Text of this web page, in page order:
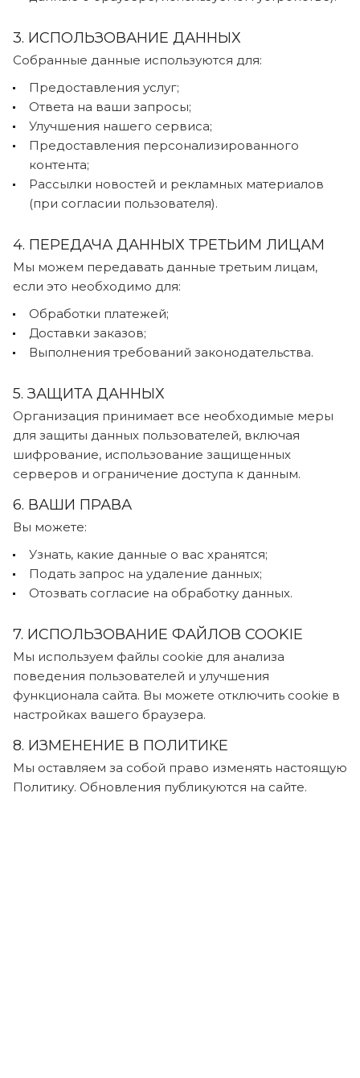
3. ИСПОЛЬЗОВАНИЕ ДАННЫХ
Собранные данные используются для:
Предоставления услуг;
Ответа на ваши запросы;
Улучшения нашего сервиса;
Предоставления персонализированного
контента;
Рассылки новостей и рекламных материалов
(при согласии пользователя).
4. ПЕРЕДАЧА ДАННЫХ ТРЕТЬИМ ЛИЦАМ
Мы можем передавать данные третьим лицам,
если это необходимо для:
Обработки платежей;
Доставки заказов;
Выполнения требований законодательства.
5. ЗАЩИТА ДАННЫХ
Организация принимает все необходимые меры
для защиты данных пользователей, включая
шифрование, использование защищенных
серверов и ограничение доступа к данным.
6. ВАШИ ПРАВА
Вы можете:
Узнать, какие данные о вас хранятся;
Подать запрос на удаление данных;
Отозвать согласие на обработку данных.
7. ИСПОЛЬЗОВАНИЕ ФАЙЛОВ COOKIE
Мы используем файлы cookie для анализа
поведения пользователей и улучшения
функционала сайта. Вы можете отключить cookie в
настройках вашего браузера.
8. ИЗМЕНЕНИЕ В ПОЛИТИКЕ
Мы оставляем за собой право изменять настоящую
Политику. Обновления публикуются на сайте.